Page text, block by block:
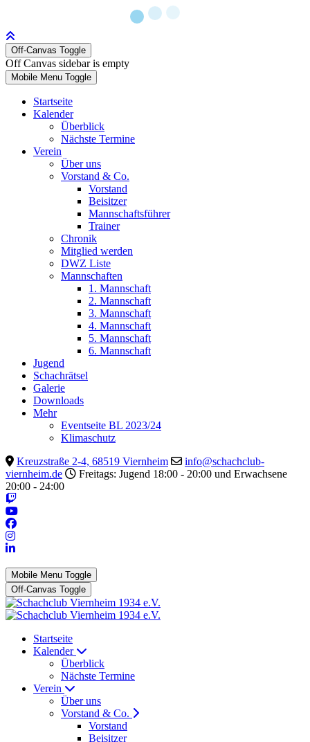
Off-Canvas Toggle
Off Canvas sidebar is empty
Mobile Menu Toggle
Startseite
Kalender
Überblick
Nächste Termine
Verein
Über uns
Vorstand & Co.
Vorstand
Beisitzer
Mannschaftsführer
Trainer
Chronik
Mitglied werden
DWZ Liste
Mannschaften
1. Mannschaft
2. Mannschaft
3. Mannschaft
4. Mannschaft
5. Mannschaft
6. Mannschaft
Jugend
Schachrätsel
Galerie
Downloads
Mehr
Eventseite BL 2023/24
Klimaschutz
Kreuzstraße 2-4, 68519 Viernheim
info@schachclub-
viernheim.de
Freitags: Jugend 18:00 - 20:00 und Erwachsene
20:00 - 24:00
Mobile Menu Toggle
Off-Canvas Toggle
Startseite
Kalender
Überblick
Nächste Termine
Verein
Über uns
Vorstand & Co.
Vorstand
Beisitzer